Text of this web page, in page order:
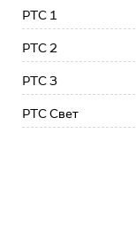
РТС 1
РТС 2
РТС 3
РТС Свет